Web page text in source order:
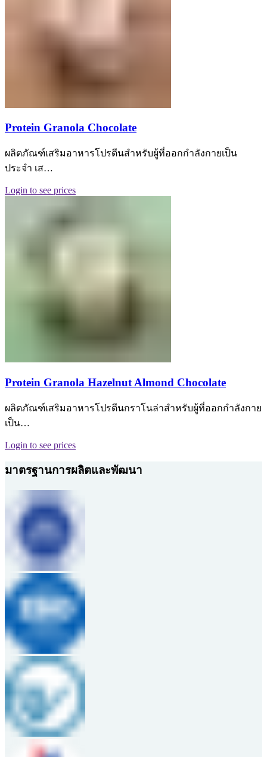
Protein Granola Chocolate
ผลิตภัณฑ์เสริมอาหารโปรตีนสำหรับผู้ที่ออกกำลังกายเป็น
ประจำ เส…
Login to see prices
Protein Granola Hazelnut Almond Chocolate
ผลิตภัณฑ์เสริมอาหารโปรตีนกราโนล่าสำหรับผู้ที่ออกกำลังกาย
เป็น…
Login to see prices
มาตรฐานการผลิตและพัฒนา